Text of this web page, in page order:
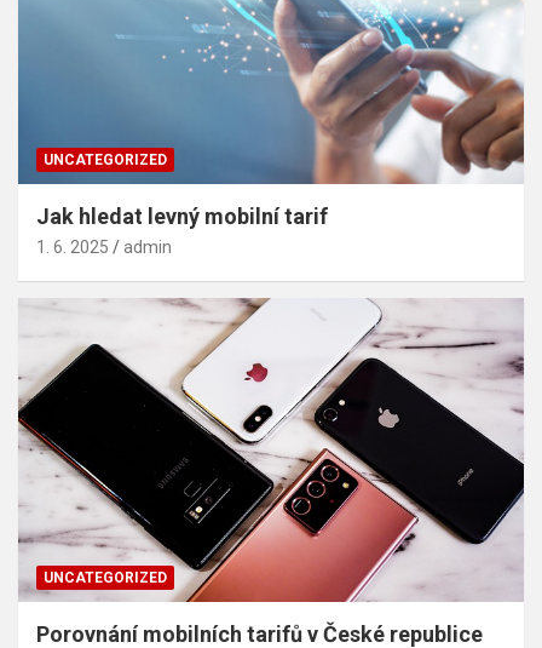
UNCATEGORIZED
Jak hledat levný mobilní tarif
1. 6. 2025 admin
UNCATEGORIZED
Porovnání mobilních tarifů v České republice